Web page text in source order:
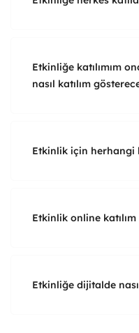
Etkinliğe katılımım
nasıl katılım
Etkinlik için herhangi
Etkinlik online
Etkinliğe dijitalde